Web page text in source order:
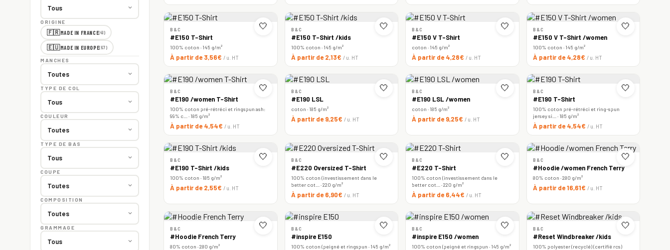
ORIGINE
🇫🇷MADE IN FRANCE(41)
🇪🇺MADE IN EUROPE(67)
MANCHES
TYPE DE COL
COULEUR
TYPE DE BAS
COUPE
COMPOSITION
GRAMMAGE
🤍
B&C
#E150 T-Shirt
100% coton · 145 g/m²
À partir de 3,56€ / u. HT
🤍
B&C
#E150 T-Shirt /kids
100% coton · 145 g/m²
À partir de 2,13€ / u. HT
🤍
B&C
#E150 V T-Shirt
coton · 145 g/m²
À partir de 4,28€ / u. HT
🤍
B&C
#E150 V T-Shirt /women
100% coton · 145 g/m²
À partir de 4,28€ / u. HT
🤍
B&C
#E190 /women T-Shirt
100% coton pré-rétréci et ringspun ash:
99% c… · 185 g/m²
À partir de 4,54€ / u. HT
🤍
B&C
#E190 LSL
coton · 185 g/m²
À partir de 9,25€ / u. HT
🤍
B&C
#E190 LSL /women
coton · 185 g/m²
À partir de 9,25€ / u. HT
🤍
B&C
#E190 T-Shirt
100% coton pré-rétréci et ring-spun
jersey si… · 185 g/m²
À partir de 4,54€ / u. HT
🤍
B&C
#E190 T-Shirt /kids
100% coton · 185 g/m²
À partir de 2,55€ / u. HT
🤍
B&C
#E220 Oversized T-Shirt
100% coton (investissement dans le
better cot… · 220 g/m²
À partir de 6,90€ / u. HT
🤍
B&C
#E220 T-Shirt
100% coton (investissement dans le
better cot… · 220 g/m²
À partir de 6,44€ / u. HT
🤍
B&C
#Hoodie /women French Terry
80% coton · 280 g/m²
À partir de 16,61€ / u. HT
🤍
B&C
#Hoodie French Terry
80% coton · 280 g/m²
🤍
B&C
#inspire E150
100% coton (peigné et ringspun · 145 g/m²
🤍
B&C
#inspire E150 /women
100% coton (peigné et ringspun · 145 g/m²
🤍
B&C
#Reset Windbreaker /kids
100% polyester (recyclé) (certifié rcs)